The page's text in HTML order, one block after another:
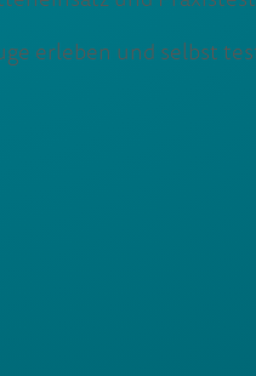
erleben und selbst